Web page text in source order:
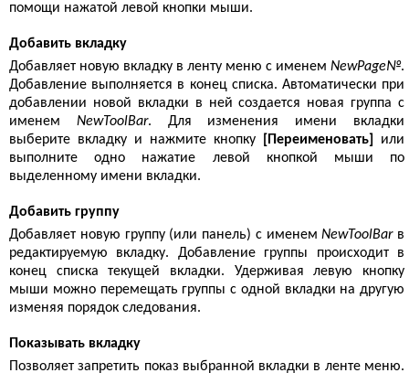
помощи нажатой левой кнопки мыши.
Добавить вкладку
Добавляет новую вкладку в ленту меню с именем NewPage№.
Добавление выполняется в конец списка. Автоматически при
добавлении новой вкладки в ней создается новая группа с
именем NewToolBar. Для изменения имени вкладки
выберите вкладку и нажмите кнопку
[Переименовать]
или
выполните одно нажатие левой кнопкой мыши по
выделенному имени вкладки.
Добавить группу
Добавляет новую группу (или панель) с именемNewToolBarв
редактируемую вкладку. Добавление группы происходит в
конец списка текущей вкладки. Удерживая левую кнопку
мыши можно перемещать группы с одной вкладки на другую
изменяя порядок следования.
Показывать вкладку
Позволяет запретить показ выбранной вкладки в ленте меню.